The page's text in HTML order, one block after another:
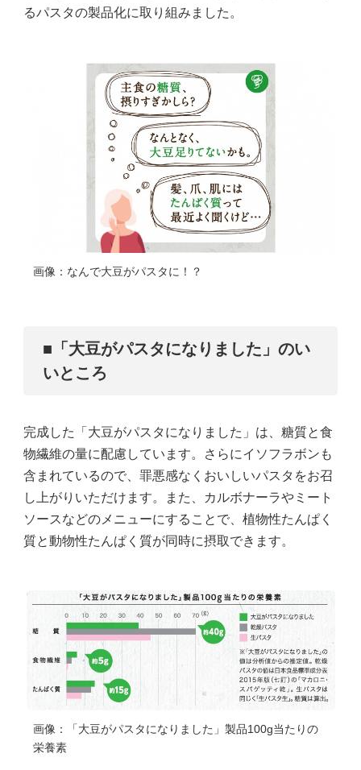
るパスタの製品化に取り組みました。
画像：なんで大豆がパスタに！？
■「大豆がパスタになりました」のい
いところ
完成した「大豆がパスタになりました」は、糖質と食
物繊維の量に配慮しています。さらにイソフラボンも
含まれているので、罪悪感なくおいしいパスタをお召
し上がりいただけます。また、カルボナーラやミート
ソースなどのメニューにすることで、植物性たんぱく
質と動物性たんぱく質が同時に摂取できます。
画像：「大豆がパスタになりました」製品100g当たりの
栄養素